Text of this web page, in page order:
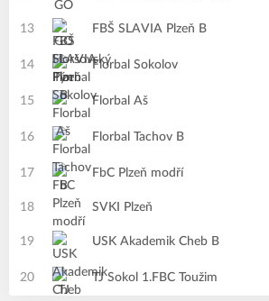
13 FBŠ SLAVIA Plzeň B
14 Florbal Sokolov
15 Florbal Aš
16 Florbal Tachov B
17 FbC Plzeň modří
18 SVKI Plzeň
19 USK Akademik Cheb B
20 TJ Sokol 1.FBC Toužim